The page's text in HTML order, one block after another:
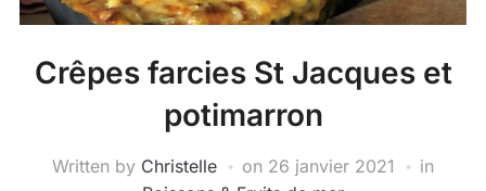
Crêpes farcies St Jacques et
potimarron
Written by Christelle on 26 janvier 2021
in